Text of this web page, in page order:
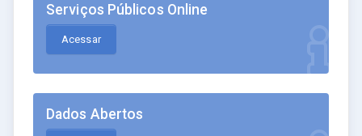
Serviços Públicos Online
Acessar
Dados Abertos